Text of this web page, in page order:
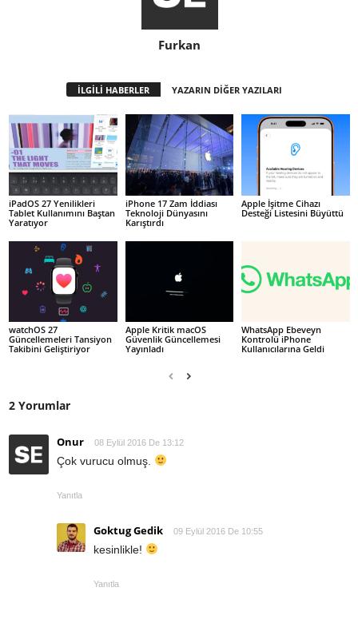
Furkan
İLGİLİ HABERLER YAZARIN DİĞER YAZILARI
iPadOS 27 Yenilikleri
Tablet Kullanımını Baştan
Yaratıyor
iPhone 17 Zam İddiası
Teknoloji Dünyasını
Karıştırdı
Apple İşitme Cihazı
Desteği Listesini Büyüttü
watchOS 27
Güncellemeleri Tansiyon
Takibini Geliştiriyor
Apple Kritik macOS
Güvenlik Güncellemesi
Yayınladı
WhatsApp Ebeveyn
Kontrolü iPhone
Kullanıcılarına Geldi
2 Yorumlar
Onur 08 Eylül 2016 De 13:12
Çok vurucu olmuş.
Yanıtla
Goktug Gedik 09 Eylül 2016 De 10:55
kesinlikle!
Yanıtla